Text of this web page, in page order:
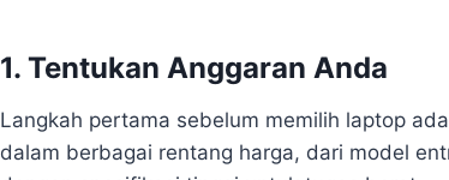
1. Tentukan Anggaran Anda
Langkah pertama sebelum memilih laptop
dalam berbagai rentang harga, dari model